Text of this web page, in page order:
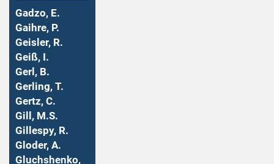
Gadzo, E.
Gaihre, P.
Geisler, R.
Geiß, I.
Gerl, B.
Gerling, T.
Gertz, C.
Gill, M.S.
Gillespy, R.
Gloder, A.
Gluchshenko,